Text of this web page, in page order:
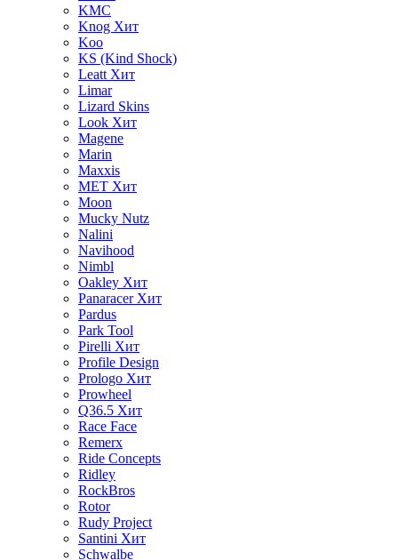
KMC
Knog Хит
Koo
KS (Kind Shock)
Leatt Хит
Limar
Lizard Skins
Look Хит
Magene
Marin
Maxxis
MET Хит
Moon
Mucky Nutz
Nalini
Navihood
Nimbl
Oakley Хит
Panaracer Хит
Pardus
Park Tool
Pirelli Хит
Profile Design
Prologo Хит
Prowheel
Q36.5 Хит
Race Face
Remerx
Ride Concepts
Ridley
RockBros
Rotor
Rudy Project
Santini Хит
Schwalbe